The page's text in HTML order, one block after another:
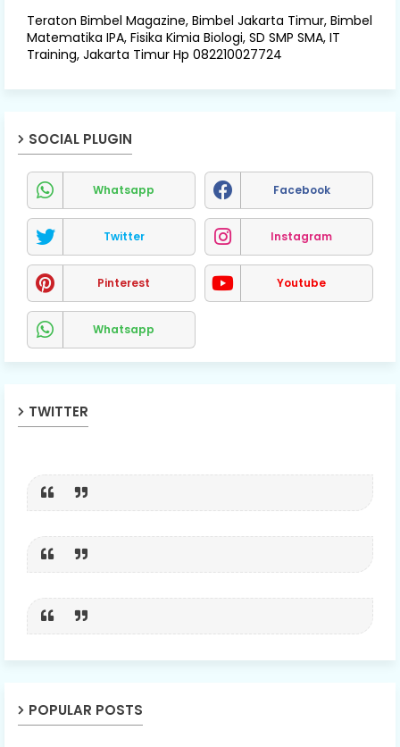
Teraton Bimbel Magazine, Bimbel Jakarta Timur, Bimbel
Matematika IPA, Fisika Kimia Biologi, SD SMP SMA, IT
Training, Jakarta Timur Hp 082210027724
SOCIAL PLUGIN
Whatsapp Facebook
Twitter Instagram
Pinterest Youtube
Whatsapp
TWITTER
POPULAR POSTS